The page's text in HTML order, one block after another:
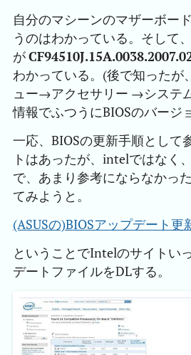
自分のマシーンのマザーボー
うのはわかっている。そして
が
わかっている。(後で知ったが
ュー→アクセサリー →システ
情報でふつうにBIOSのバージ
一応、BIOSの更新手順として
トはあったが、intelではなく
で、あまり参考にならなかっ
てみようと。
(ASUSの)BIOSアップデート更
ということでIntelのサイトい
デートファイルをDLする。